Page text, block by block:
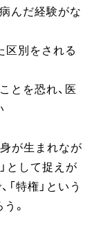
んだ経験がな
区別をされる
とを恐れ、医
が生まれなが
として捉えが
特権」という
。